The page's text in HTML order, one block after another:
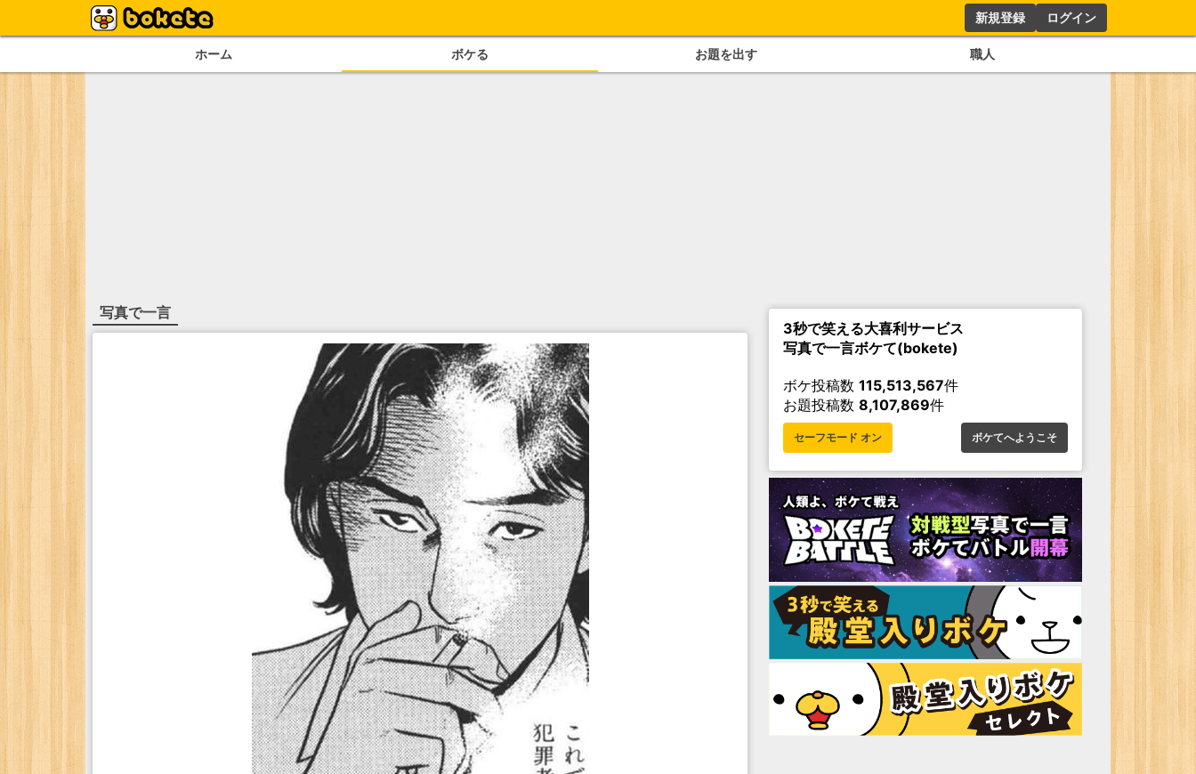
新規登録 ログイン
ホーム ボケる お題を出す 職人
写真で一言
3秒で笑える大喜利サービス
写真で一言ボケて(bokete)
ボケ投稿数 115,513,567件
お題投稿数 8,107,869件
セーフモード オン ボケてへようこそ